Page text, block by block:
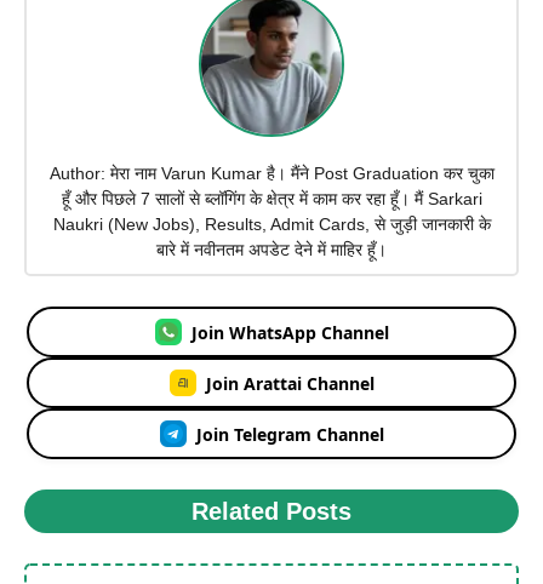
Author: मेरा नाम Varun Kumar है। मैंने Post Graduation कर चुका
हूँ और पिछले 7 सालों से ब्लॉगिंग के क्षेत्र में काम कर रहा हूँ। मैं Sarkari
Naukri (New Jobs), Results, Admit Cards, से जुड़ी जानकारी के
बारे में नवीनतम अपडेट देने में माहिर हूँ।
Join WhatsApp Channel
Join Arattai Channel
Join Telegram Channel
Related Posts